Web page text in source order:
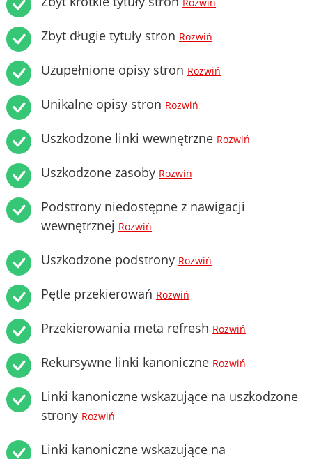
Rozwiń
Zbyt długie tytuły stron Rozwiń
Uzupełnione opisy stron Rozwiń
Unikalne opisy stron Rozwiń
Uszkodzone linki wewnętrzne Rozwiń
Uszkodzone zasoby Rozwiń
Podstrony niedostępne z nawigacji
wewnętrznej Rozwiń
Uszkodzone podstrony Rozwiń
Pętle przekierowań Rozwiń
Przekierowania meta refresh Rozwiń
Rekursywne linki kanoniczne Rozwiń
Linki kanoniczne wskazujące na uszkodzone
strony Rozwiń
Linki kanoniczne wskazujące na